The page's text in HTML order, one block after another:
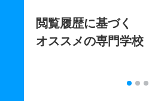
閲覧履歴に基づく
オススメの専門学校